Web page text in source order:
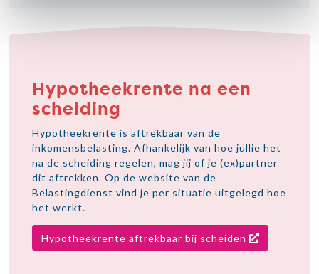
Hypotheekrente na een
scheiding
Hypotheekrente is aftrekbaar van de
inkomensbelasting. Afhankelijk van hoe jullie het
na de scheiding regelen, mag jij of je (ex)partner
dit aftrekken. Op de website van de
Belastingdienst vind je per situatie uitgelegd hoe
het werkt.
Hypotheekrente aftrekbaar bij scheiden